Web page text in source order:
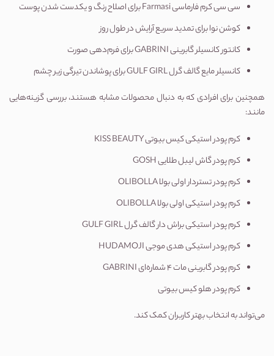
سی سی کرم فارماسی Farmasi
برای اصلاح رنگ و یکدست شدن پوست
کوشن نوا برای تمدید سریع آرایش در طول روز
کانتور کانسیلر گابرینی GABRINI
برای فرم‌دهی صورت
کانسیلر مایع گالف گرل GULF GIRL
برای پوشاندن تیرگی زیر چشم
مانند:
کرم پودر استیکی کیس بیوتی KISS BEAUTY
کرم پودر گاش لیبل طلایی GOSH
کرم پودر تستردار اولی بولا OLIBOLLA
کرم پودر استیکی اولی بولا OLIBOLLA
کرم پودر استیکی براش دار گالف گرل GULF GIRL
کرم پودر استیکی هدی موجی HUDAMOJI
کرم پودر گابرینی مات ۴ شماره‌ای GABRINI
کرم پودر هلو کیس بیوتی
می‌تواند به انتخاب بهتر کاربران کمک کند.